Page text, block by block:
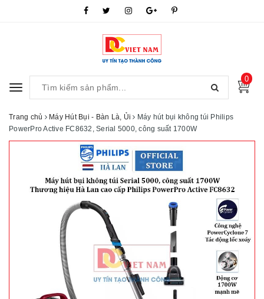
Toggle
0
Trang chủ Máy Hút Bụi - Bàn Là, Ủi
Máy hút bụi không túi Philips
PowerPro Active FC8632, Serial 5000, công suất 1700W